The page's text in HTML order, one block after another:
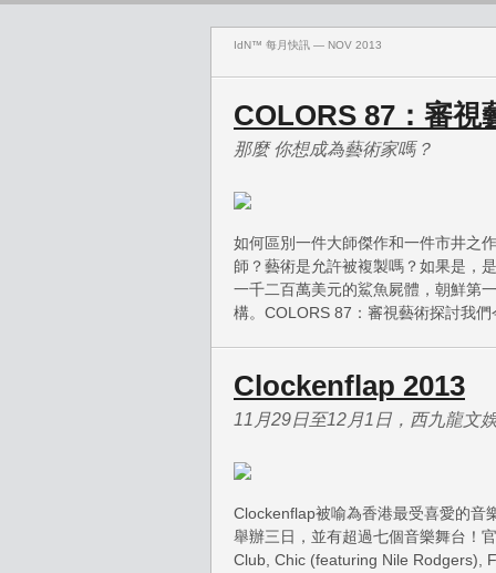
IdN™ 每月快訊 — NOV 2013
COLORS 87：審視
那麼 你想成為藝術家嗎？
如何區別一件大師傑作和一件市井之
師？藝術是允許被複製嗎？如果是，
一千二百萬美元的鯊魚屍體，朝鮮第
構。COLORS 87：審視藝術探討我
Clockenflap 2013
11月29日至12月1日，西九龍文
Clockenflap被喻為香港最受喜愛的音
舉辦三日，並有超過七個音樂舞台！
Club, Chic (featuring Nile Rodgers),